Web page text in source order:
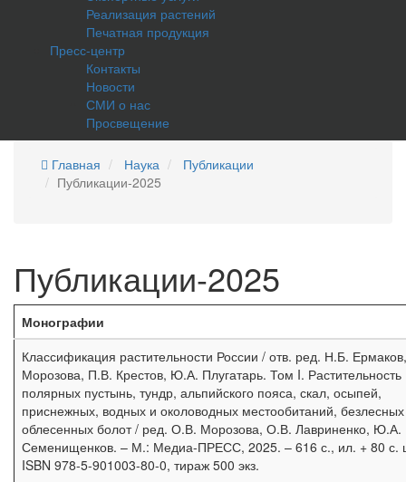
Реализация растений
Печатная продукция
Пресс-центр
Контакты
Новости
СМИ о нас
Просвещение
Главная Наука
Публикации
Публикации-2025
Публикации-2025
Монографии
Классификация растительности России / отв. ред. Н.Б.
Морозова, П.В. Крестов, Ю.А. Плугатарь. Том I. Растительность
полярных пустынь, тундр, альпийского пояса, скал, осыпей,
приснежных, водных и околоводных местообитаний,
облесенных болот / ред. О.В. Морозова, О.В. Лавриненко, Ю.А.
Семенищенков. – М.: Медиа-ПРЕСС, 2025. – 616 с., ил. + 80 с.
ISBN 978-5-901003-80-0, тираж 500 экз.